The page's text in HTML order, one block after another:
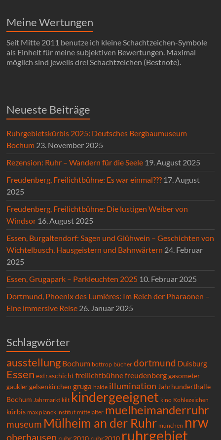
Meine Wertungen
Seit Mitte 2011 benutze ich kleine Schachtzeichen-Symbole
als Einheit für meine subjektiven Bewertungen. Maximal
möglich sind jeweils drei Schachtzeichen (Bestnote).
Neueste Beiträge
Ruhrgebietskürbis 2025: Deutsches Bergbaumuseum
Bochum 23. November 2025
Rezension: Ruhr – Wandern für die Seele 19. August 2025
Freudenberg, Freilichtbühne: Es war einmal??? 17. August
2025
Freudenberg, Freilichtbühne: Die lustigen Weiber von
Windsor 16. August 2025
Essen, Burgaltendorf: Sagen und Glühwein – Geschichten von
Wichtelbusch, Hausgeistern und Bahnwärtern 24. Februar
2025
Essen, Grugapark – Parkleuchten 2025 10. Februar 2025
Dortmund, Phoenix des Lumières: Im Reich der Pharaonen –
Eine immersive Reise 26. Januar 2025
Schlagwörter
ausstellung Bochum bottrop bücher dortmund Duisburg
Essen extraschicht freilichtbühnefreudenberg gasometer
gaukler gelsenkirchen gruga halde illumination Jahrhunderthalle
Bochum Jahrmarkt kilt kindergeeignet kino Kohlezeichen
kürbis max planck institut mittelalter muelheimanderruhr
museum Mülheim an der Ruhr münchen nrw
oberhausen ruhrgebiet